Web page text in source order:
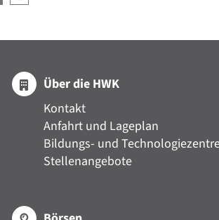
Über die HWK
Kontakt
Anfahrt und Lageplan
Bildungs- und
Stellenangebote